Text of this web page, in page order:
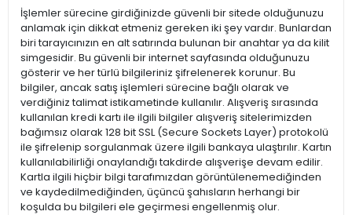
İşlemler sürecine girdiğinizde güvenli bir sitede olduğunuzu
anlamak için dikkat etmeniz gereken iki şey vardır. Bunlardan
biri tarayıcınızın en alt satırında bulunan bir anahtar ya da kilit
simgesidir. Bu güvenli bir internet sayfasında olduğunuzu
gösterir ve her türlü bilgileriniz şifrelenerek korunur. Bu
bilgiler, ancak satış işlemleri sürecine bağlı olarak ve
verdiğiniz talimat istikametinde kullanılır. Alışveriş sırasında
kullanılan kredi kartı ile ilgili bilgiler alışveriş sitelerimizden
bağımsız olarak 128 bit SSL (Secure Sockets Layer) protokolü
ile şifrelenip sorgulanmak üzere ilgili bankaya ulaştırılır. Kartın
kullanılabilirliği onaylandığı takdirde alışverişe devam edilir.
Kartla ilgili hiçbir bilgi tarafımızdan görüntülenemediğinden
ve kaydedilmediğinden, üçüncü şahısların herhangi bir
koşulda bu bilgileri ele geçirmesi engellenmiş olur.